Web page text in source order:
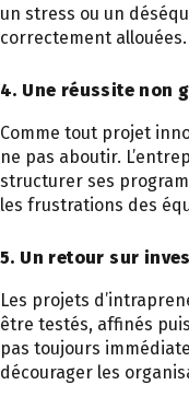
un stress ou un
correctement allouées.
4. Une réussite non
Comme tout projet
ne pas aboutir.
structurer ses
les frustrations des
5. Un retour sur
Les projets
être testés, affinés
pas toujours
décourager les